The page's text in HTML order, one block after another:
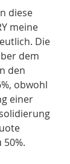
diese
meine
Die
dem
den
obwohl
einer